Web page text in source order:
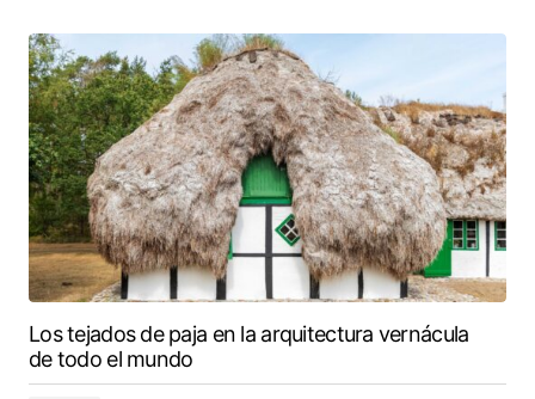
Los tejados de paja en la arquitectura vernácula
de todo el mundo